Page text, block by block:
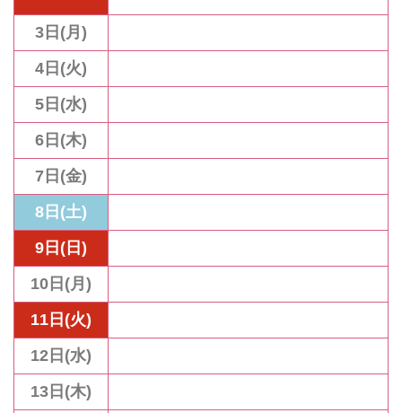
3日(月)
4日(火)
5日(水)
6日(木)
7日(金)
8日(土)
9日(日)
10日(月)
11日(火)
12日(水)
13日(木)